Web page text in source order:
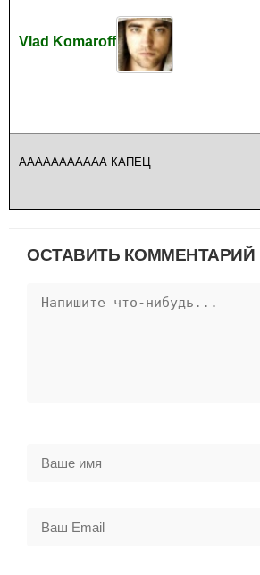
Vlad Komaroff
ААААААААААА КАПЕЦ
ОСТАВИТЬ КОММЕНТАРИЙ